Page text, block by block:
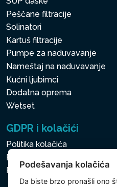
Peščane filtracije
Solinatori
Kartuš filtracije
Pumpe za naduvavanje
Nameštaj na naduvavanje
Kućni ljubimci
Dodatna oprema
Wetset
GDPR i kolačići
Politika kolačića
Politika zaštite ličnih i drugih
Politika kolačića
Podešavanja kolačića
Da biste brzo pronašli ono